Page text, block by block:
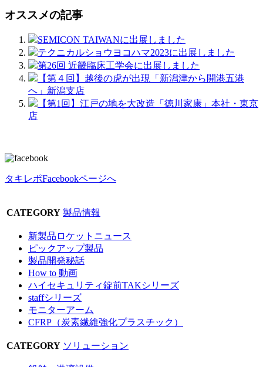
オススメの記事
SEMICON TAIWANに出展しました
テクニカルショウヨコハマ2023に出展しました
第26回 近畿臨床工学会に出展しました
【第４回】越後の虎が出現「新潟津から開港五港
へ」新潟支店
【第1回】江戸の地を大改造「徳川家康」本社・東京
店
タキレポFacebookページへ
CATEGORY 製品情報
新製品ロケットニュース
ピックアップ製品
製品開発秘話
How to 動画
ハイセキュリティ錠前TAKシリーズ
staffシリーズ
モニターアーム
CFRP（炭素繊維強化プラスチック）
CATEGORY ソリューション